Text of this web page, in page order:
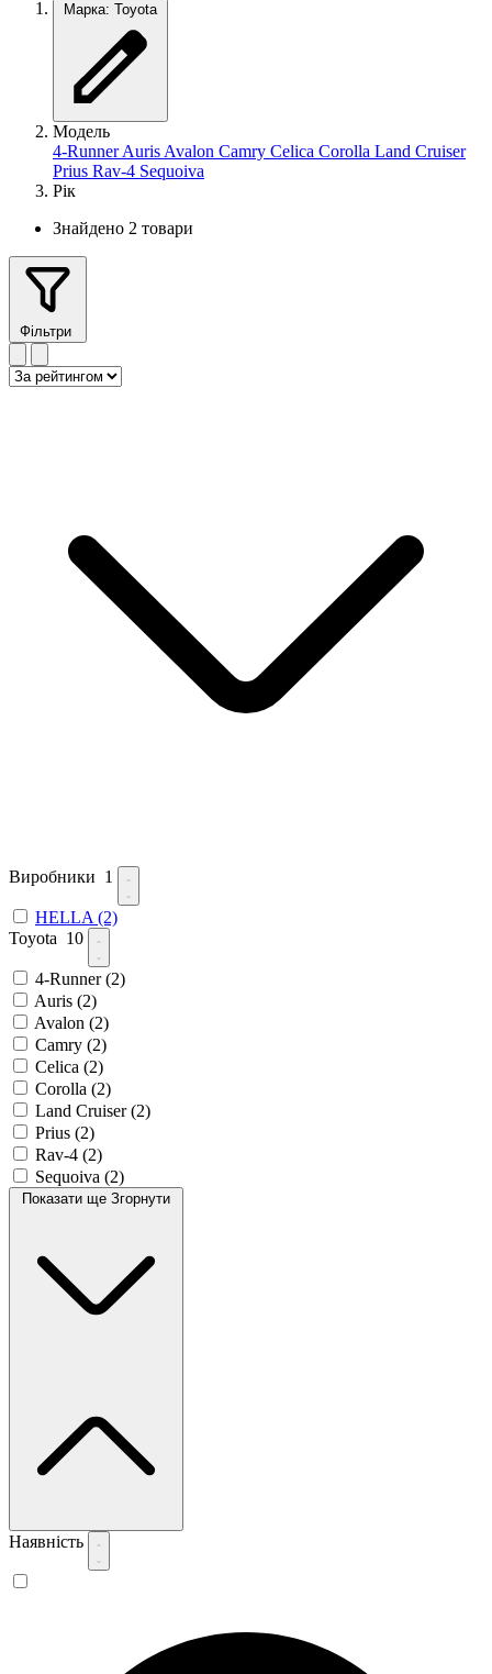
Марка: Toyota
Модель
4-RunnerAurisAvalon Camry Celica Corolla Land Cruiser
Prius Rav-4 Sequoiva
Рік
Знайдено 2 товари
Фільтри
Виробники 1
HELLA(2)
Toyota 10
4-Runner(2)
Auris (2)
Avalon (2)
Camry (2)
Celica (2)
Corolla (2)
Land Cruiser(2)
Prius (2)
Rav-4 (2)
Sequoiva (2)
Показати ще Згорнути
Наявність